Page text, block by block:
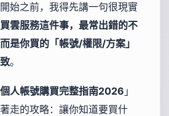
始之前，我得先講一句很現實
買雲服務這件事，最常出錯的不
是你買的「帳號/權限/方案」
。
人帳號購買完整指南2026 」
走的攻略：讓你知道要買什